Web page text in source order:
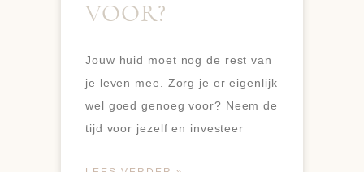
VOOR?
Jouw huid moet nog de rest van
je leven mee. Zorg je er eigenlijk
wel goed genoeg voor? Neem de
tijd voor jezelf en investeer